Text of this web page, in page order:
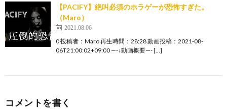
【PACIFY】絶叫必須のホラゲーが恐怖すぎた。
（Maro）
2021.08.06
0 投稿者：Maro 再生時間：28:28 動画投稿：2021-08-
06T21:00:02+09:00 —-↓動画概要—- […]
コメントを書く